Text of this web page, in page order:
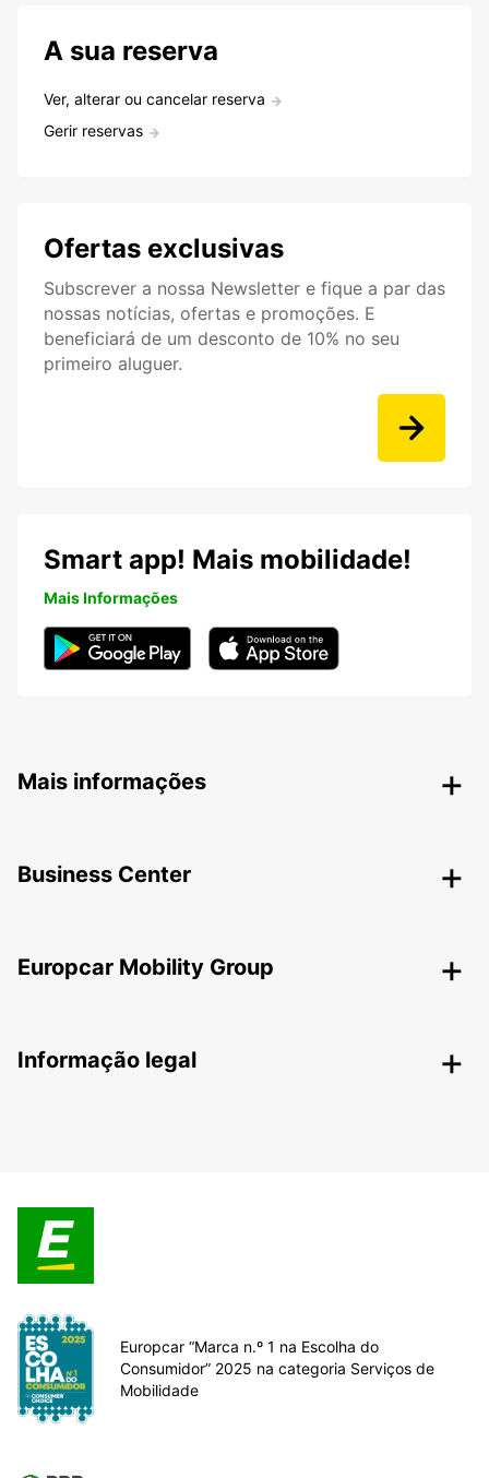
A sua reserva
Ver, alterar ou cancelar reserva
Gerir reservas
Ofertas exclusivas
Subscrever a nossa Newsletter e fique a par das
nossas notícias, ofertas e promoções. E
beneficiará de um desconto de 10% no seu
primeiro aluguer.
Smart app! Mais mobilidade!
Mais Informações
Mais informações
Business Center
Europcar Mobility Group
Informação legal
Europcar “Marca n.º 1 na Escolha do
Consumidor” 2025 na categoria Serviços de
Mobilidade